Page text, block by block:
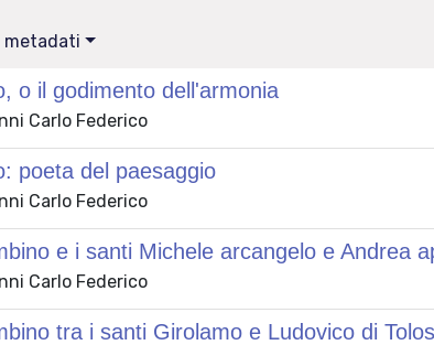
metadati
o il godimento dell'armonia
Carlo Federico
poeta del paesaggio
Carlo Federico
e i santi Michele arcangelo e Andrea
Carlo Federico
tra i santi Girolamo e Ludovico di